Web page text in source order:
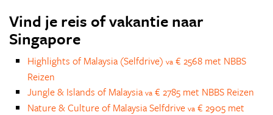
Vind je reis of vakantie naar
Singapore
Highlights of Malaysia (Selfdrive) va € 2568 met NBBS
Reizen
Jungle & Islands of Malaysia va € 2785 met NBBS Reizen
Nature & Culture of Malaysia Selfdrive va € 2905 met